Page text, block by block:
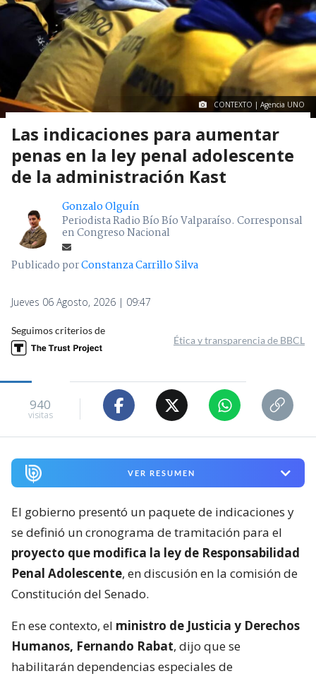
CONTEXTO | Agencia UNO
Las indicaciones para aumentar
penas en la ley penal adolescente
de la administración Kast
Gonzalo Olguín
Periodista Radio Bío Bío Valparaíso. Corresponsal
en Congreso Nacional
Publicado porConstanza Carrillo Silva
Jueves 06 Agosto, 2026 | 09:47
Seguimos criterios de
Ética y transparencia de BBCL
940
visitas
VER RESUMEN
El gobierno presentó un paquete de indicaciones y
se definió un cronograma de tramitación para el
proyecto que modifica la ley de Responsabilidad
Penal Adolescente, en discusión en la comisión de
Constitución del Senado.
En ese contexto, el ministro de Justicia y Derechos
Humanos, Fernando Rabat, dijo que se
habilitarán dependencias especiales de